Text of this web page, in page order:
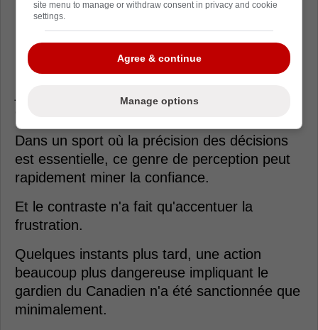
-
L'idée qu'un officiel puisse intervenir de
manière préventive pour « protéger » un
couche de controverse.
Dans un sport où la précision des décisions
est essentielle, ce genre de perception peut
rapidement miner la confiance.
Et le contraste n'a fait qu'accentuer la
frustration.
Quelques instants plus tard, une action
beaucoup plus dangereuse impliquant le
gardien du Canadien n'a été sanctionnée que
minimalement.
site menu to manage or withdraw consent in privacy and cookie
settings.
Agree & continue
Manage options